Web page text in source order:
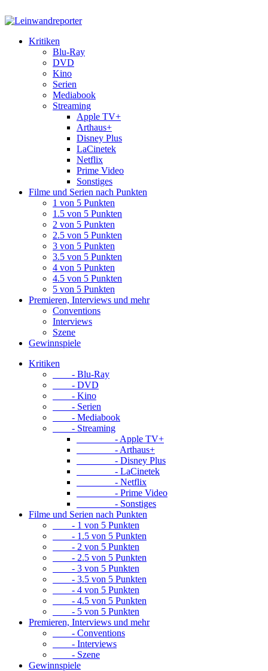
Kritiken
Blu-Ray
DVD
Kino
Serien
Mediabook
Streaming
Apple TV+
Arthaus+
Disney Plus
LaCinetek
Netflix
Prime Video
Sonstiges
Filme und Serien nach Punkten
1 von 5 Punkten
1.5 von 5 Punkten
2 von 5 Punkten
2.5 von 5 Punkten
3 von 5 Punkten
3.5 von 5 Punkten
4 von 5 Punkten
4.5 von 5 Punkten
5 von 5 Punkten
Premieren, Interviews und mehr
Conventions
Interviews
Szene
Gewinnspiele
Kritiken
- Blu-Ray
- DVD
- Kino
- Serien
- Mediabook
- Streaming
- Apple TV+
- Arthaus+
- Disney Plus
- LaCinetek
- Netflix
- Prime Video
- Sonstiges
Filme und Serien nach Punkten
- 1 von 5 Punkten
- 1.5 von 5 Punkten
- 2 von 5 Punkten
- 2.5 von 5 Punkten
- 3 von 5 Punkten
- 3.5 von 5 Punkten
- 4 von 5 Punkten
- 4.5 von 5 Punkten
- 5 von 5 Punkten
Premieren, Interviews und mehr
- Conventions
- Interviews
- Szene
Gewinnspiele